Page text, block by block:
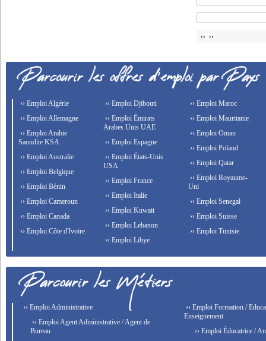
›› ››
›› Emploi Algérie
›› Emploi Allemagne
›› Emploi Arabie
Saoudite KSA
›› Emploi Australie
›› Emploi Belgique
›› Emploi Bénin
›› Emploi Cameroun
›› Emploi Canada
›› Emploi Côte d'Ivoire
›› Emploi Djibouti
›› Emploi Émirats
Arabes Unis UAE
›› Emploi Espagne
›› Emploi États-Unis
USA
›› Emploi France
›› Emploi Italie
›› Emploi Kuwait
›› Emploi Lebanon
›› Emploi Libye
›› Emploi Maroc
›› Emploi Mauritanie
›› Emploi Oman
›› Emploi Poland
›› Emploi Qatar
›› Emploi Royaume-
Uni
›› Emploi Senegal
›› Emploi Suisse
›› Emploi Tunisie
›› Emploi Administrative
›› Emploi Agent Administrative / Agent de
Bureau
›› Emploi Formation /
Enseignement
›› Emploi Éducatrice /